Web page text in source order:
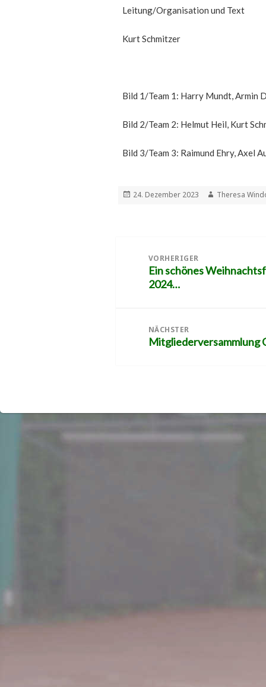
Leitung/Organisation und Text
Kurt Schmitzer
Bild 1/Team 1: Harry Mundt, Armin
Bild 2/Team 2: Helmut Heil, Kurt
Bild 3/Team 3: Raimund Ehry, Axel
Veröffentlicht
24. Dezember 2023 Autor
Theresa
VORHERIGER
Vorheriger
Beitrag:
Ein schönes
2024…
NÄCHSTER
Nächster
Mitgliederversammlung